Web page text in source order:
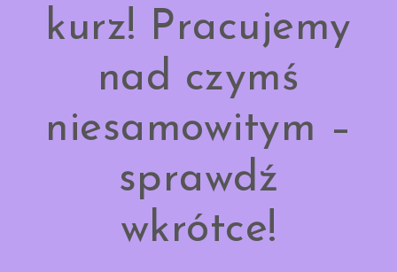
kurz! Pracujemy
nad czymś
niesamowitym –
sprawdź
wkrótce!